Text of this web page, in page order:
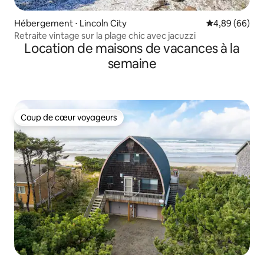
Hébergement ⋅ Lincoln City Évaluation
4,89 (66)
Retraite vintage sur la plage chic avec jacuzzi
Location de maisons de vacances à la
semaine
Coup de cœur voyageurs
Coup de cœur voyageurs